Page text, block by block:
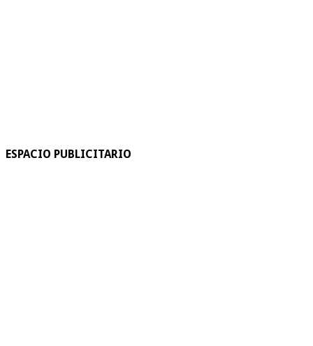
ESPACIO PUBLICITARIO